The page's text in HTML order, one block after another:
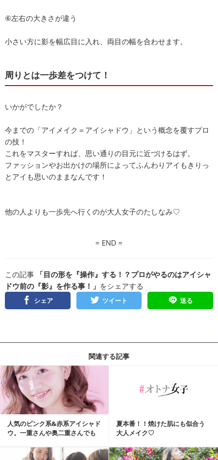
⑥左右の大きさが違う
小さい方に影を幅広目に入れ、両目の幅を合わせます。
周りとは一歩差をつけて！
いかがでしたか？
今までの「アイメイク＝アイシャドウ」という概念を覆すプロ
の技！
これをマスターすれば、思い通りの目元に近づけるはず。
ファッションやお出かけの場所によってふんわりアイもきりっ
とアイも思いのままなんです！
他の人よりも一歩先へ行くのが大人女子のたしなみ♡
= END =
この記事
「目の形を『操作』する！？プロがやるのはアイシャ
ドウ前の『影』を作る事！」 をシェアする
シェア ツイート 送る
関連する記事
人気のピンク系&赤系アイシャド
ウ。一重さんや奥二重さんでも
夏本番！！焼けた肌にも似合う
大人メイク♡